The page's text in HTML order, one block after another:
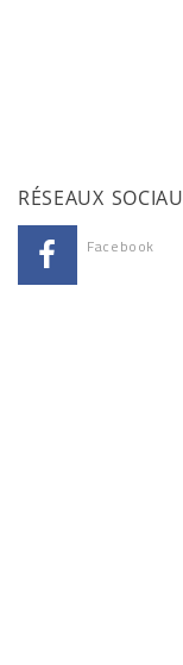
RÉSEAUX
Facebook